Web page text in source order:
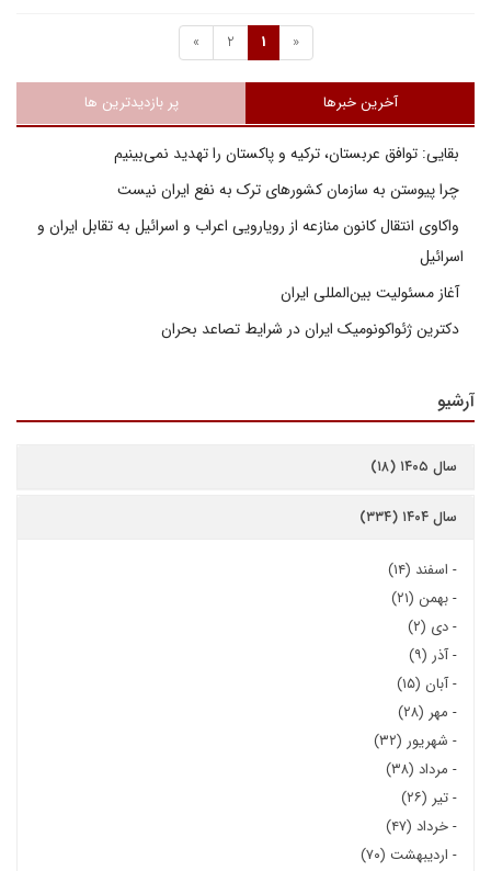
«
1
2
»
آخرین خبرها پر بازدیدترین ها
بقایی: توافق عربستان، ترکیه و پاکستان را تهدید نمی‌بینیم
چرا پیوستن به سازمان کشورهای ترک به نفع ایران نیست
واکاوی انتقال کانون منازعه از رویارویی اعراب و اسرائیل به تقابل ایران و
اسرائیل
آغاز مسئولیت بین‌المللی ایران
دکترین ژئواکونومیک ایران در شرایط تصاعد بحران
آرشیو
سال ۱۴۰۵ (۱۸)
سال ۱۴۰۴ (۳۳۴)
- اسفند (۱۴)
-بهمن (۲۱)
-دی (۲)
-آذر (۹)
-آبان (۱۵)
- مهر (۲۸)
- شهریور (۳۲)
- مرداد (۳۸)
-تیر (۲۶)
-خرداد (۴۷)
- اردیبهشت (۷۰)